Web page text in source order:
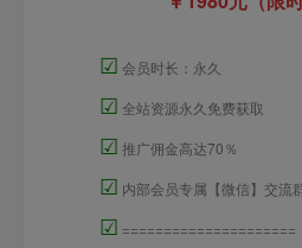
☑ 会员时长：永久
☑ 全站资源永久免费获取
☑ 推广佣金高达70％
☑ 内部会员专属【微信】交流
☑ =====================